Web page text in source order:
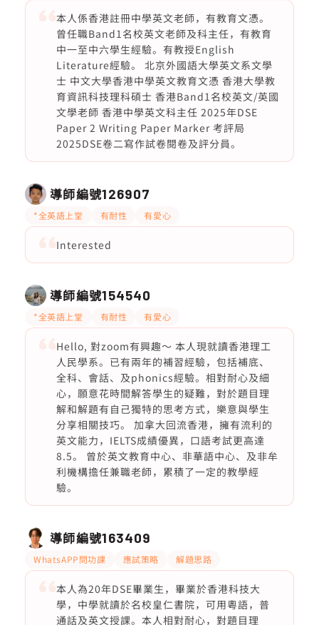
本人係香港註冊中學英文老師，有教育文憑。
曾任職Band1名校英文老師及科主任，有教育
中一至中六學生經驗。有教授English
Literature經驗。 北京外國語大學英文系文學
士 中文大學香港中學英文教育文憑 香港大學教
育資訊科技理科碩士 香港Band1名校英文/英國
文學老師 香港中學英文科主任 2025年DSE
Paper 2 Writing Paper Marker 考評局
2025DSE卷二寫作試卷閱卷及評分員。
導師編號126907
*全英語上堂 有耐性 有愛心
Interested
導師編號154540
*全英語上堂 有耐性 有愛心
Hello, 對zoom有興趣～ 本人現就讀香港理工
人民學系。已有兩年的補習經驗，包括補底、
全科、會話、及phonics經驗。相對耐心及細
心，願意花時間解答學生的疑難，對於題目理
解和解題有自己獨特的思考方式，樂意與學生
分享相關技巧。 加拿大回流香港，擁有流利的
英文能力，IELTS成績優異，口語考試更高達
8.5。 曾於英文教育中心、非華語中心、及非牟
利機構擔任兼職老師，累積了一定的教學經
驗。
導師編號163409
WhatsAPP問功課 應試策略 解題思路
本人為20年DSE畢業生，畢業於香港科技大
學，中學就讀於名校皇仁書院，可用粵語，普
通話及英文授課。本人相對耐心，對題目理